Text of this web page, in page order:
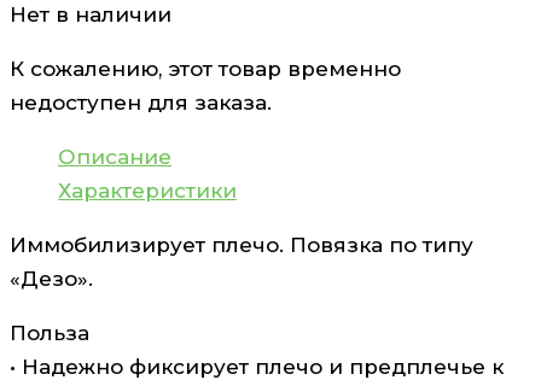
Нет в наличии
К сожалению, этот товар временно
недоступен для заказа.
Описание
Характеристики
Иммобилизирует плечо. Повязка по типу
«Дезо».
Польза
• Надежно фиксирует плечо и предплечье к